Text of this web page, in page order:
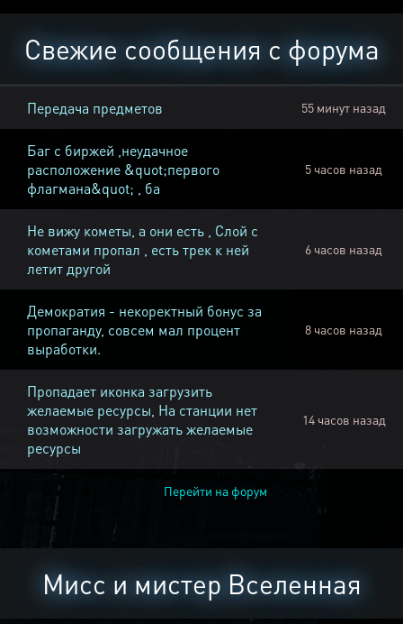
Свежие сообщения с форума
Передача предметов 55 минут назад
Баг с биржей ,неудачное
расположение &quot;первого
флагмана&quot; , ба
5 часов назад
Не вижу кометы, а они есть , Слой с
кометами пропал , есть трек к ней
летит другой
6 часов назад
Демократия - некоректный бонус за
пропаганду, совсем мал процент
выработки.
8 часов назад
Пропадает иконка загрузить
желаемые ресурсы, На станции нет
возможности загружать желаемые
ресурсы
14 часов назад
Перейти на форум
Мисс и мистер Вселенная